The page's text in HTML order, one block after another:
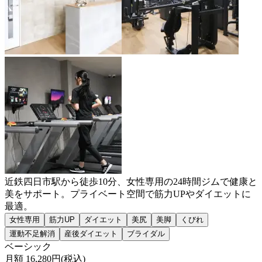
近鉄四日市駅から徒歩10分、女性専用の24時間ジムで健康と
美をサポート。プライベート空間で筋力UPやダイエットに
最適。
女性専用 筋力UP ダイエット 美尻 美脚
くびれ
運動不足解消
産後ダイエット ブライダル
ベーシック
月額 16,280円(税込)